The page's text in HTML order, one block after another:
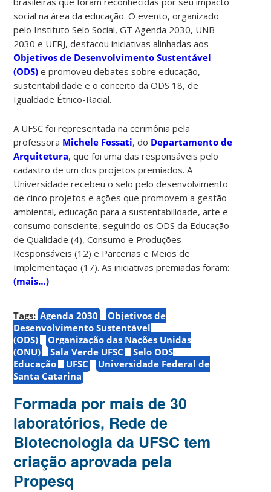
social na área da educação. O evento, organizado
pelo Instituto Selo Social, GT Agenda 2030, UNB
2030 e UFRJ, destacou iniciativas alinhadas aos
Objetivos de Desenvolvimento Sustentável
(ODS) e promoveu debates sobre educação,
sustentabilidade e o conceito da ODS 18, de
Igualdade Étnico-Racial.
A UFSC foi representada na cerimônia pela
professora Michele Fossati, do Departamento de
Arquitetura, que foi uma das responsáveis pelo
cadastro de um dos projetos premiados. A
Universidade recebeu o selo pelo desenvolvimento
de cinco projetos e ações que promovem a gestão
ambiental, educação para a sustentabilidade, arte e
consumo consciente, seguindo os ODS da Educação
de Qualidade (4), Consumo e Produções
Responsáveis (12) e Parcerias e Meios de
Implementação (17). As iniciativas premiadas foram:
(mais…)
Tags: Agenda 2030
Objetivos de
Desenvolvimento Sustentável
(ODS)
Organização das Nações Unidas
(ONU)
Sala Verde UFSC
Selo ODS
Educação
UFSC
Universidade Federal de
Santa Catarina
Formada por mais de 30
laboratórios, Rede de
Biotecnologia da UFSC tem
criação aprovada pela
Propesq